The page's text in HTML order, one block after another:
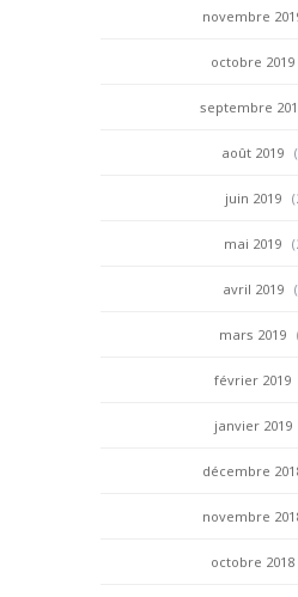
novembre
octobre 2019
septembre
août 2019
juin 2019
mai 2019
avril 2019
mars 2019
février 2019
janvier 2019
décembre
novembre
octobre 2018